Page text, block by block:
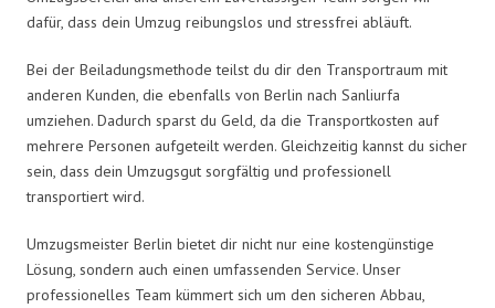
dafür, dass dein Umzug reibungslos und stressfrei abläuft.
Bei der Beiladungsmethode teilst du dir den Transportraum mit
anderen Kunden, die ebenfalls von Berlin nach Sanliurfa
umziehen. Dadurch sparst du Geld, da die Transportkosten auf
mehrere Personen aufgeteilt werden. Gleichzeitig kannst du sicher
sein, dass dein Umzugsgut sorgfältig und professionell
transportiert wird.
Umzugsmeister Berlin bietet dir nicht nur eine kostengünstige
Lösung, sondern auch einen umfassenden Service. Unser
professionelles Team kümmert sich um den sicheren Abbau,